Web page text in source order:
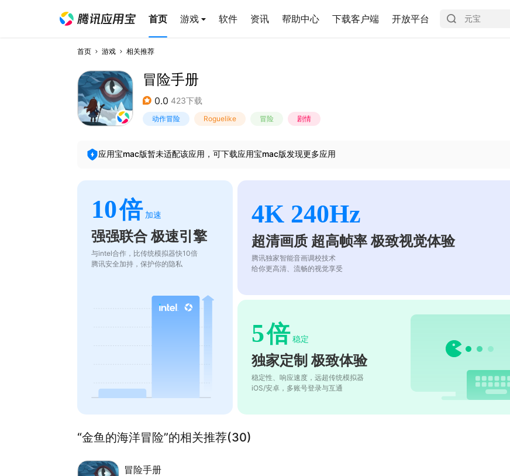
首页 游戏 软件 资讯 帮助中心 下载客户端 开放平台
首页 游戏 相关推荐
冒险手册
0.0 423下载
动作冒险 Roguelike 冒险 剧情
应用宝mac版暂未适配该应用，可下载应用宝mac版发现更多应用
10倍 加速
强强联合 极速引擎
与intel合作，比传统模拟器快10倍
腾讯安全加持，保护你的隐私
4K 240Hz
超清画质 超高帧率 极致视觉体验
腾讯独家智能音画调校技术
给你更高清、流畅的视觉享受
5倍 稳定
独家定制 极致体验
稳定性、响应速度，远超传统模拟器
iOS/安卓，多账号登录与互通
“金鱼的海洋冒险”的相关推荐(30)
冒险手册